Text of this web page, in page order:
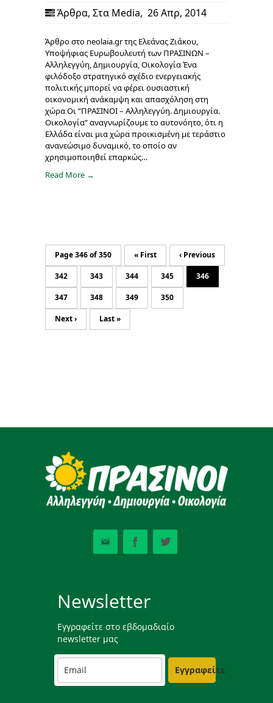
Άρθρα, Στα Media, 26 Απρ, 2014
Άρθρο στο neolaia.gr της Ελεάνας Ζιάκου,
Υποψήφιας Ευρωβουλευτή των ΠΡΑΣΙΝΩΝ –
Αλληλεγγύη, Δημιουργία, Οικολογία Ένα
φιλόδοξο στρατηγικό σχέδιο ενεργειακής
πολιτικής μπορεί να φέρει ουσιαστική
οικονομική ανάκαμψη και απασχόληση στη
χώρα Οι “ΠΡΑΣΙΝΟΙ – Αλληλεγγύη. Δημιουργία.
Οικολογία” αναγνωρίζουμε το αυτονόητο, ότι η
Ελλάδα είναι μια χώρα προικισμένη με τεράστιο
ανανεώσιμο δυναμικό, το οποίο αν
χρησιμοποιηθεί επαρκώς…
Read More →
Page 346 of 350 « First ‹ Previous
342 343 344 345 346
347 348 349 350
Next › Last »
Newsletter
Εγγραφείτε στο εβδομαδιαίο
newsletter μας
Εγγραφείτε